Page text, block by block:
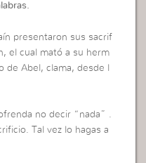
presentaron sus sacrif
el cual mató a su herm
de Abel, clama, desde l
no decir “nada” .
Tal vez lo hagas a